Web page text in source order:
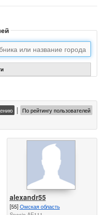
| По рейтингу пользователей
alexandr55
[55]Омская область